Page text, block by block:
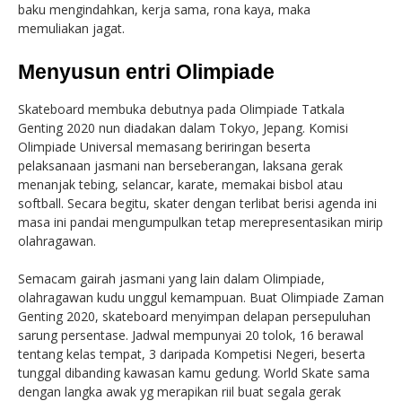
baku mengindahkan, kerja sama, rona kaya, maka
memuliakan jagat.
Menyusun entri Olimpiade
Skateboard membuka debutnya pada Olimpiade Tatkala
Genting 2020 nun diadakan dalam Tokyo, Jepang. Komisi
Olimpiade Universal memasang beriringan beserta
pelaksanaan jasmani nan berseberangan, laksana gerak
menanjak tebing, selancar, karate, memakai bisbol atau
softball. Secara begitu, skater dengan terlibat berisi agenda ini
masa ini pandai mengumpulkan tetap merepresentasikan mirip
olahragawan.
Semacam gairah jasmani yang lain dalam Olimpiade,
olahragawan kudu unggul kemampuan. Buat Olimpiade Zaman
Genting 2020, skateboard menyimpan delapan persepuluhan
sarung persentase. Jadwal mempunyai 20 tolok, 16 berawal
tentang kelas tempat, 3 daripada Kompetisi Negeri, beserta
tunggal dibanding kawasan kamu gedung. World Skate sama
dengan langka awak yg merapikan riil buat segala gerak